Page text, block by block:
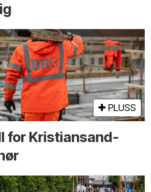
PLUSS
for Kristiansand-